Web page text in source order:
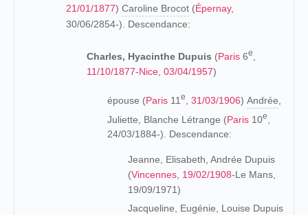
21/01/1877) Caroline Brocot (Épernay,
30/06/2854-). Descendance:
Charles, Hyacinthe Dupuis (Paris 6e
11/10/1877-Nice 03/04/1957)
épouse (Paris 11 e 31/03/1906) Andrée
Juliette, Blanche Létrange (Paris 10e
24/03/1884-). Descendance:
Jeanne, Elisabeth, Andrée Dupuis
(Vincennes, 19/02/1908-Le Mans,
19/09/1971)
Jacqueline, Eugénie, Louise Dupuis